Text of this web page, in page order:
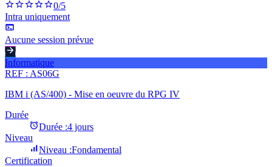
0/5
Intra uniquement
Aucune session prévue
Informatique
REF : AS06G
IBM i (AS/400) - Mise en oeuvre du RPG IV
Durée
Durée :4 jours
Niveau
Niveau :Fondamental
Certification